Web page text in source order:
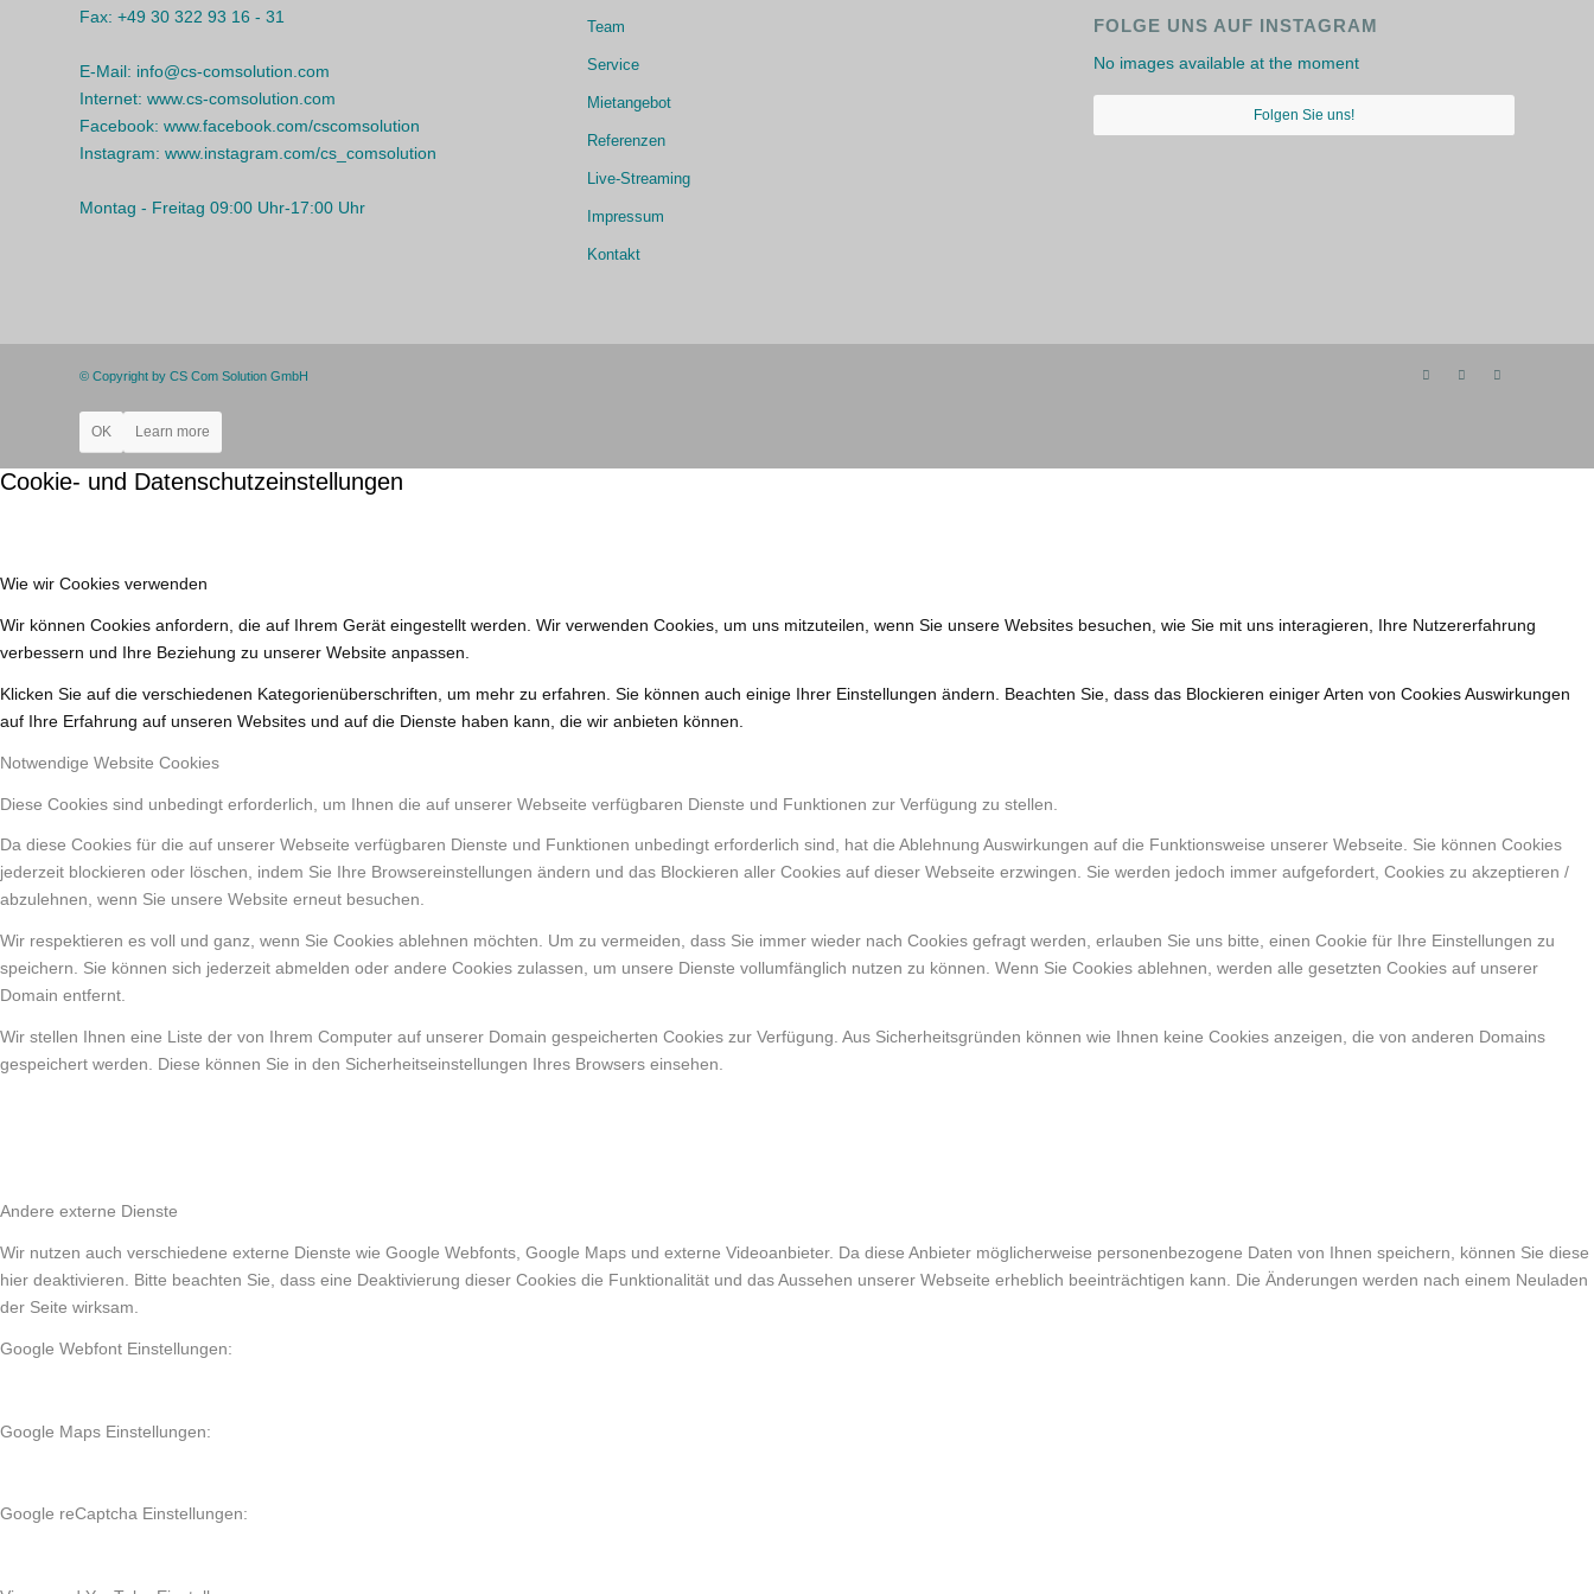
Fax: +49 30 322 93 16 - 31
E-Mail: info@cs-comsolution.com
Internet: www.cs-comsolution.com
Facebook: www.facebook.com/cscomsolution
Instagram: www.instagram.com/cs_comsolution
Montag - Freitag 09:00 Uhr-17:00 Uhr
Team
Service
Mietangebot
Referenzen
Live-Streaming
Impressum
Kontakt
FOLGE UNS AUF INSTAGRAM
No images available at the moment
Folgen Sie uns!
© Copyright by CS Com Solution GmbH
OK Learn more
Cookie- und Datenschutzeinstellungen
Wie wir Cookies verwenden
Wir können Cookies anfordern, die auf Ihrem Gerät eingestellt werden. Wir verwenden Cookies, um uns mitzuteilen, wenn Sie unsere Websites besuchen, wie Sie mit uns interagieren, Ihre Nutzererfahrung
verbessern und Ihre Beziehung zu unserer Website anpassen.
Klicken Sie auf die verschiedenen Kategorienüberschriften, um mehr zu erfahren. Sie können auch einige Ihrer Einstellungen ändern. Beachten Sie, dass das Blockieren einiger Arten von Cookies Auswirkungen
auf Ihre Erfahrung auf unseren Websites und auf die Dienste haben kann, die wir anbieten können.
Notwendige Website Cookies
Diese Cookies sind unbedingt erforderlich, um Ihnen die auf unserer Webseite verfügbaren Dienste und Funktionen zur Verfügung zu stellen.
Da diese Cookies für die auf unserer Webseite verfügbaren Dienste und Funktionen unbedingt erforderlich sind, hat die Ablehnung Auswirkungen auf die Funktionsweise unserer Webseite. Sie können Cookies
jederzeit blockieren oder löschen, indem Sie Ihre Browsereinstellungen ändern und das Blockieren aller Cookies auf dieser Webseite erzwingen. Sie werden jedoch immer aufgefordert, Cookies zu akzeptieren /
abzulehnen, wenn Sie unsere Website erneut besuchen.
Wir respektieren es voll und ganz, wenn Sie Cookies ablehnen möchten. Um zu vermeiden, dass Sie immer wieder nach Cookies gefragt werden, erlauben Sie uns bitte, einen Cookie für Ihre Einstellungen zu
speichern. Sie können sich jederzeit abmelden oder andere Cookies zulassen, um unsere Dienste vollumfänglich nutzen zu können. Wenn Sie Cookies ablehnen, werden alle gesetzten Cookies auf unserer
Domain entfernt.
Wir stellen Ihnen eine Liste der von Ihrem Computer auf unserer Domain gespeicherten Cookies zur Verfügung. Aus Sicherheitsgründen können wie Ihnen keine Cookies anzeigen, die von anderen Domains
gespeichert werden. Diese können Sie in den Sicherheitseinstellungen Ihres Browsers einsehen.
Andere externe Dienste
Wir nutzen auch verschiedene externe Dienste wie Google Webfonts, Google Maps und externe Videoanbieter. Da diese Anbieter möglicherweise personenbezogene Daten von Ihnen speichern, können Sie diese
hier deaktivieren. Bitte beachten Sie, dass eine Deaktivierung dieser Cookies die Funktionalität und das Aussehen unserer Webseite erheblich beeinträchtigen kann. Die Änderungen werden nach einem Neuladen
der Seite wirksam.
Google Webfont Einstellungen:
Google Maps Einstellungen:
Google reCaptcha Einstellungen: